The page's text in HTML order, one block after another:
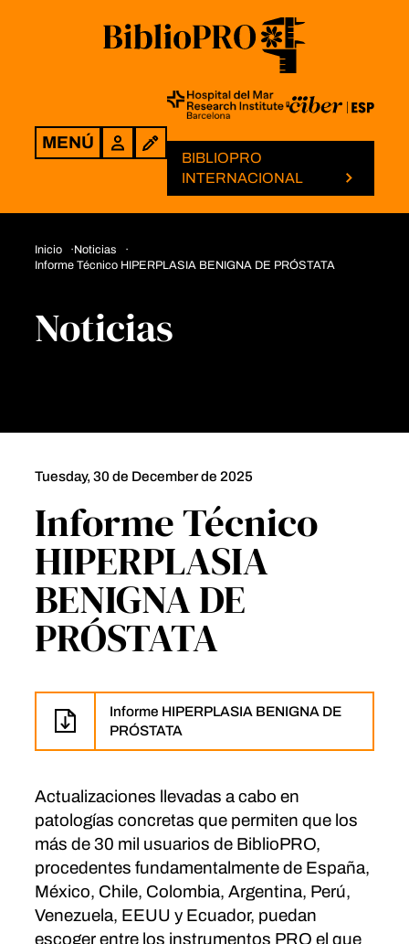
MENÚ Login
BIBLIOPRO
INTERNACIONAL
Inicio
Noticias
Informe Técnico HIPERPLASIA BENIGNA DE PRÓSTATA
Noticias
Tuesday, 30 de December de 2025
Informe Técnico
HIPERPLASIA
BENIGNA DE
PRÓSTATA
Informe HIPERPLASIA BENIGNA DE
PRÓSTATA
Actualizaciones llevadas a cabo en
patologías concretas que permiten que los
más de 30 mil usuarios de BiblioPRO,
procedentes fundamentalmente de España,
México, Chile, Colombia, Argentina, Perú,
Venezuela, EEUU y Ecuador, puedan
escoger entre los instrumentos PRO el que